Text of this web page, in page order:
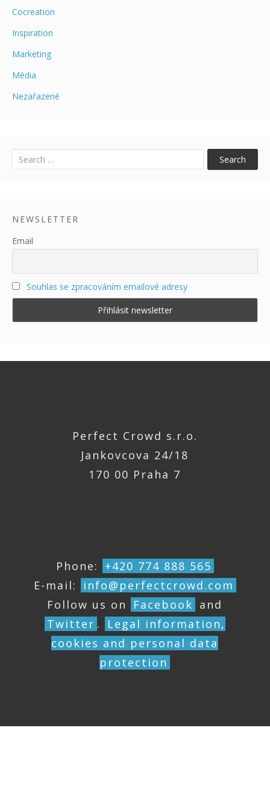
Cocreation
Inspiration
Marketing
Média
Nezařazené
Uncategorized
Search
NEWSLETTER
Email
Souhlas se zpracováním emailové adresy
Perfect Crowd s.r.o.
Jankovcova 24/18
170 00 Praha 7
Phone:
+420 774 888 565
E-mail:
info@perfectcrowd.com
Follow us on
Facebook and
Twitter .
Legal information,
cookies and personal data
protection